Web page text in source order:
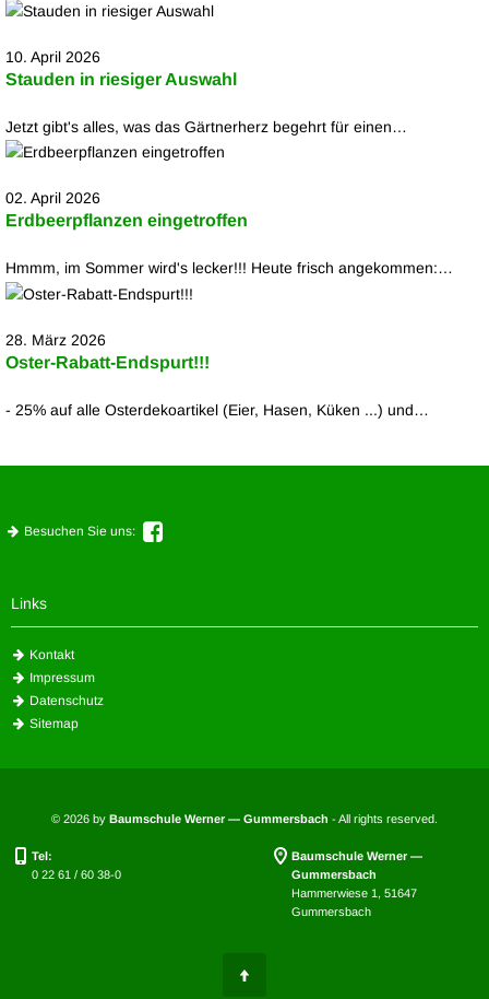
10. April 2026
Stauden in riesiger Auswahl
Jetzt gibt's alles, was das Gärtnerherz begehrt für einen…
02. April 2026
Erdbeerpflanzen eingetroffen
Hmmm, im Sommer wird's lecker!!! Heute frisch angekommen:…
28. März 2026
Oster-Rabatt-Endspurt!!!
- 25% auf alle Osterdekoartikel (Eier, Hasen, Küken ...) und…
Besuchen Sie uns:
Links
Kontakt
Impressum
Datenschutz
Sitemap
© 2026 by Baumschule Werner — Gummersbach - All rights reserved.
Baumschule Werner —
Gummersbach
Hammerwiese 1, 51647
Gummersbach
Tel:
0 22 61 / 60 38-0